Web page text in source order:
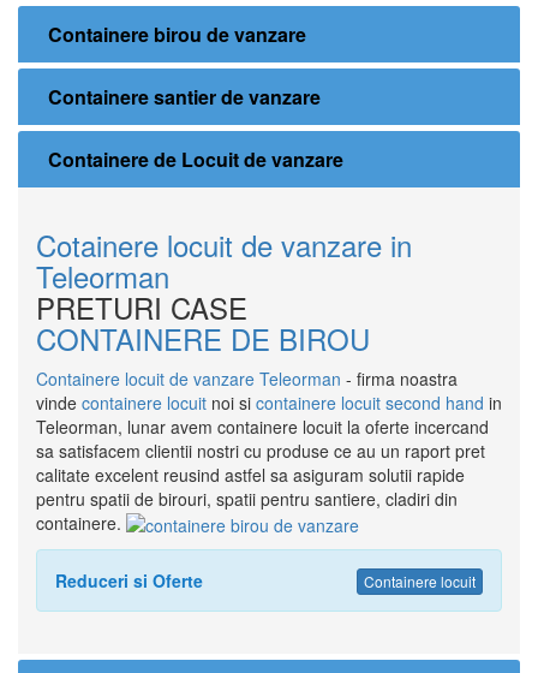
Containere birou de vanzare
Containere santier de vanzare
Containere de Locuit de vanzare
Cotainere locuit de vanzare in
Teleorman
PRETURI CASE
CONTAINERE DE BIROU
Containere locuit de vanzare Teleorman - firma noastra
vinde containere locuit noi si containere locuit second hand in
Teleorman, lunar avem containere locuit la oferte incercand
sa satisfacem clientii nostri cu produse ce au un raport pret
calitate excelent reusind astfel sa asiguram solutii rapide
pentru spatii de birouri, spatii pentru santiere, cladiri din
containere.
Containere locuit
Reduceri si Oferte